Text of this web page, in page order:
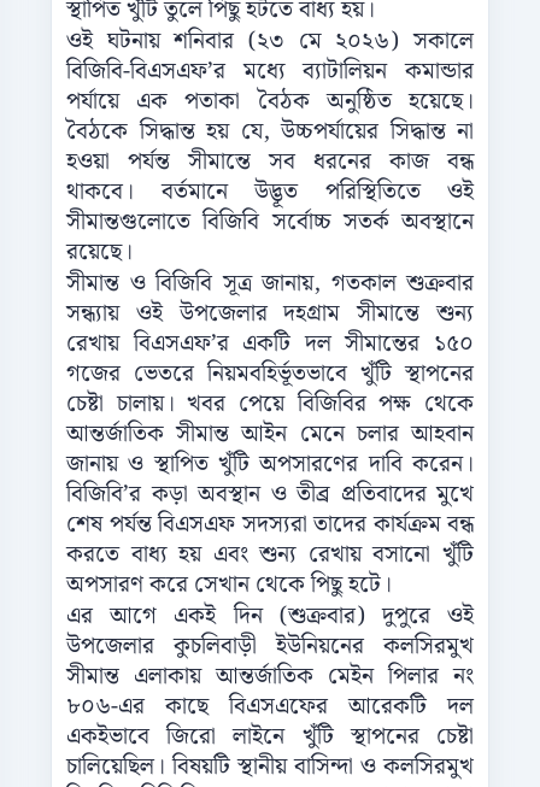
স্থাপিত খুঁটি তুলে পিছু হটতে বাধ্য হয়।
ওই ঘটনায় শনিবার (২৩ মে ২০২৬) সকালে
বিজিবি-বিএসএফ’র মধ্যে ব্যাটালিয়ন কমান্ডার
পর্যায়ে এক পতাকা বৈঠক অনুষ্ঠিত হয়েছে।
বৈঠকে সিদ্ধান্ত হয় যে, উচ্চপর্যায়ের সিদ্ধান্ত না
হওয়া পর্যন্ত সীমান্তে সব ধরনের কাজ বন্ধ
থাকবে। বর্তমানে উদ্ভূত পরিস্থিতিতে ওই
সীমান্তগুলোতে বিজিবি সর্বোচ্চ সতর্ক অবস্থানে
রয়েছে।
সীমান্ত ও বিজিবি সূত্র জানায়, গতকাল শুক্রবার
সন্ধ্যায় ওই উপজেলার দহগ্রাম সীমান্তে শুন‌্য
রেখায় বিএসএফ’র একটি দল সীমান্তের ১৫০
গজের ভেতরে নিয়মবহির্ভূতভাবে খুঁটি স্থাপনের
চেষ্টা চালায়। খবর পেয়ে বিজিবির পক্ষ থেকে
আন্তর্জাতিক সীমান্ত আইন মেনে চলার আহবান
জানায় ও স্থাপিত খুঁটি অপসারণের দাবি করেন।
বিজিবি’র কড়া অবস্থান ও তীব্র প্রতিবাদের মুখে
শেষ পর্যন্ত বিএসএফ সদস্যরা তাদের কার্যক্রম বন্ধ
করতে বাধ্য হয় এবং শুন‌্য রেখায় বসানো খুঁটি
অপসারণ করে সেখান থেকে পিছু হটে।
এর আগে একই দিন (শুক্রবার) দুপুরে ওই
উপজেলার কুচলিবাড়ী ইউনিয়নের কলসিরমুখ
সীমান্ত এলাকায় আন্তর্জাতিক মেইন পিলার নং
৮০৬-এর কাছে বিএসএফের আরেকটি দল
একইভাবে জিরো লাইনে খুঁটি স্থাপনের চেষ্টা
চালিয়েছিল। বিষয়টি স্থানীয় বাসিন্দা ও কলসিরমুখ